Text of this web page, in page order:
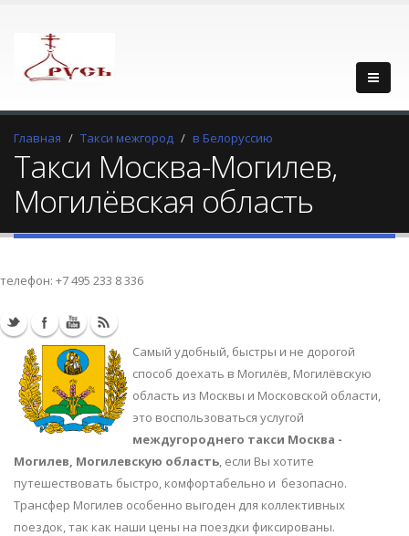
Главная Такси межгород в Белоруссию
Такси Москва-Могилев,
Могилёвская область
телефон: +7 495 233 8 336
Самый удобный, быстры и не дорогой
способ доехать в Могилёв, Могилёвскую
область из Москвы и Московской области,
это воспользоваться услугой
междугороднего такси Москва -
Могилев, Могилевскую область, если Вы хотите
путешествовать быстро, комфортабельно и безопасно.
Трансфер Могилев особенно выгоден для коллективных
поездок, так как наши цены на поездки фиксированы.